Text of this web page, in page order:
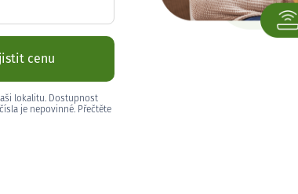
cenu
lokalitu. Dostupnost
je nepovinné. Přečtěte